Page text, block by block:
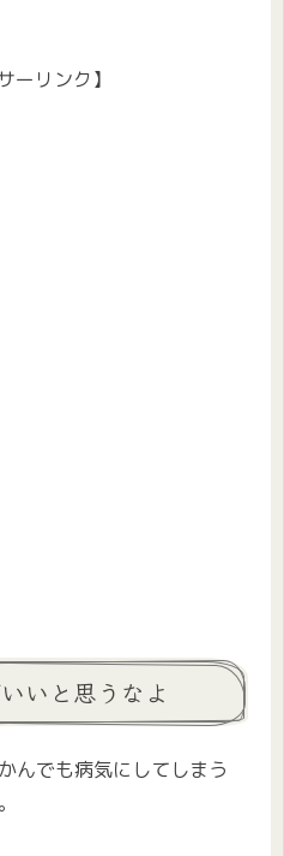
ーリンク】
いと思うなよ
んでも病気にしてしまう